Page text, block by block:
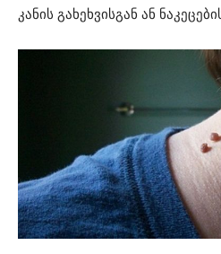
კანის გახეხვისგან ან